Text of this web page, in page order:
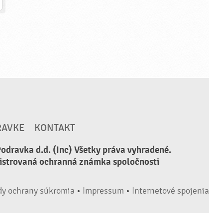
KONTAKT
d.d. (Inc) Všetky práva vyhradené.
ochranná známka spoločnosti
ochrany súkromia • Impressum • Internetové spojenia